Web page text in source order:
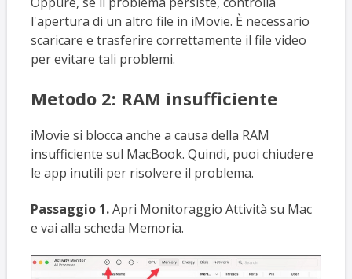
l'apertura di un altro file in iMovie. È necessario
scaricare e trasferire correttamente il file video
per evitare tali problemi.
Metodo 2: RAM insufficiente
iMovie si blocca anche a causa della RAM
insufficiente sul MacBook. Quindi, puoi chiudere
le app inutili per risolvere il problema.
Passaggio 1.Apri Monitoraggio Attività su Mac
e vai alla scheda Memoria.